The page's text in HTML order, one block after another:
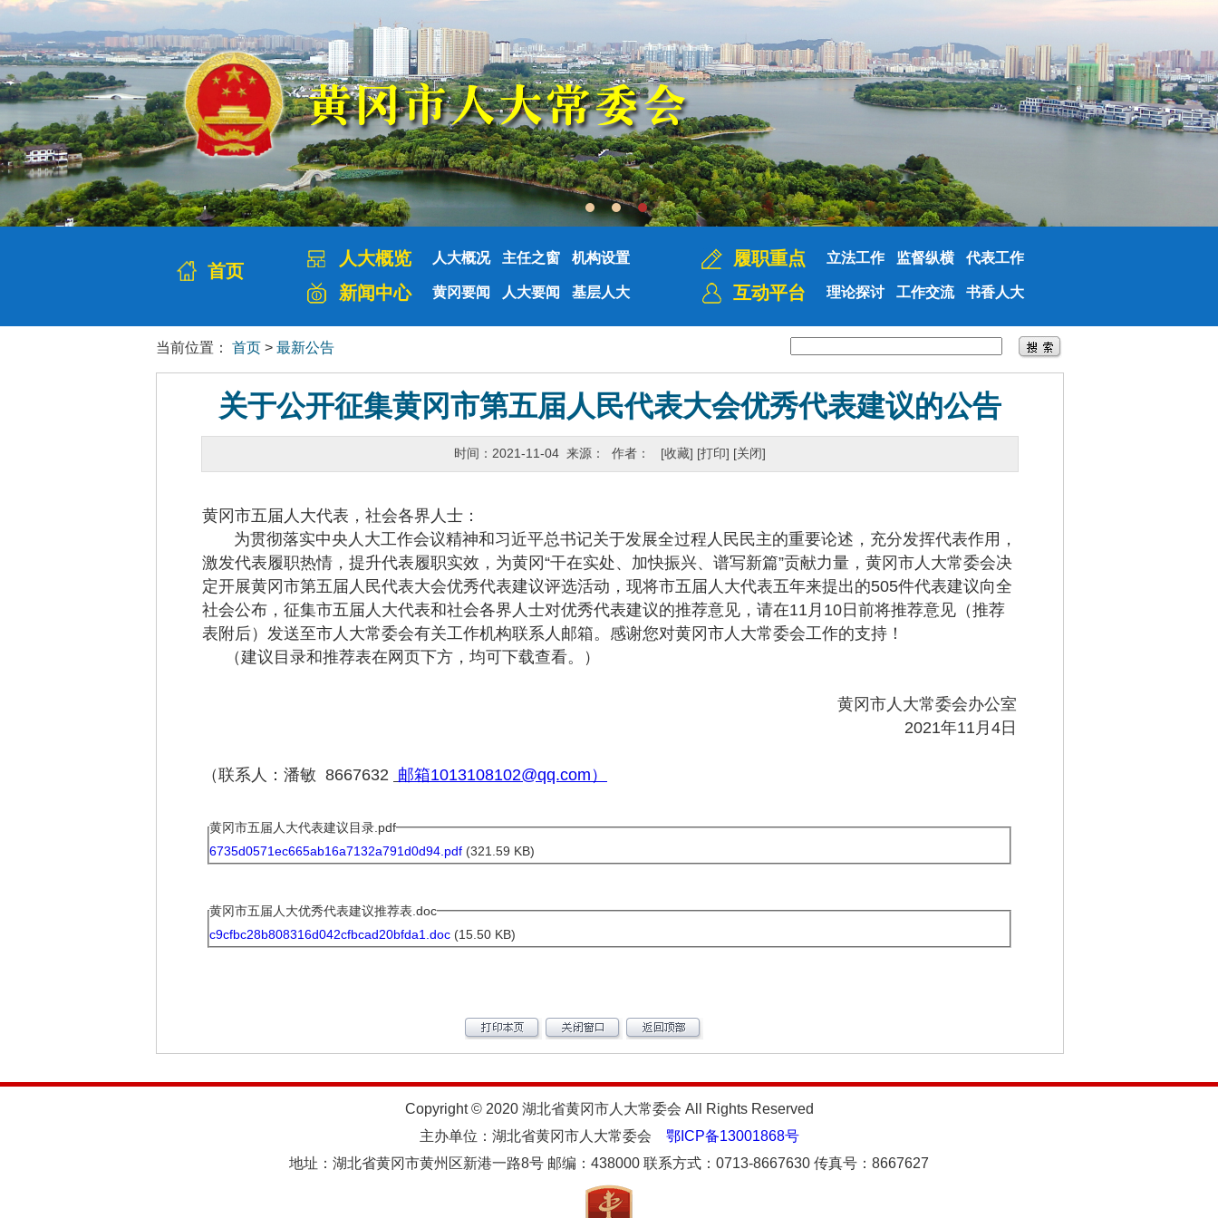
首页
人大概览 人大概况 主任之窗 机构设置
新闻中心 黄冈要闻 人大要闻 基层人大
履职重点 立法工作 监督纵横 代表工作
互动平台 理论探讨 工作交流 书香人大
当前位置： 首页 > 最新公告
关于公开征集黄冈市第五届人民代表大会优秀代表建议的公告
时间：2021-11-04 来源： 作者： [收藏] [打印] [关闭]
黄冈市五届人大代表，社会各界人士：
为贯彻落实中央人大工作会议精神和习近平总书记关于发展全过程人民民主的重要论述，充分发挥代表作用，
激发代表履职热情，提升代表履职实效，为黄冈“干在实处、加快振兴、谱写新篇”贡献力量，黄冈市人大常委会决
定开展黄冈市第五届人民代表大会优秀代表建议评选活动，现将市五届人大代表五年来提出的505件代表建议向全
社会公布，征集市五届人大代表和社会各界人士对优秀代表建议的推荐意见，请在11月10日前将推荐意见（推荐
表附后）发送至市人大常委会有关工作机构联系人邮箱。感谢您对黄冈市人大常委会工作的支持！
（建议目录和推荐表在网页下方，均可下载查看。）
黄冈市人大常委会办公室
2021年11月4日
（联系人：潘敏 8667632 邮箱1013108102@qq.com）
黄冈市五届人大代表建议目录.pdf
6735d0571ec665ab16a7132a791d0d94.pdf (321.59 KB)
黄冈市五届人大优秀代表建议推荐表.doc
c9cfbc28b808316d042cfbcad20bfda1.doc (15.50 KB)
Copyright © 2020 湖北省黄冈市人大常委会 All Rights Reserved
主办单位：湖北省黄冈市人大常委会 鄂ICP备13001868号
地址：湖北省黄冈市黄州区新港一路8号 邮编：438000 联系方式：0713-8667630 传真号：8667627